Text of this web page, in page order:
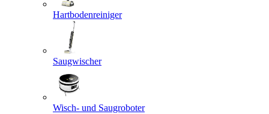
Hartbodenreiniger
Saugwischer
Wisch- und Saugroboter